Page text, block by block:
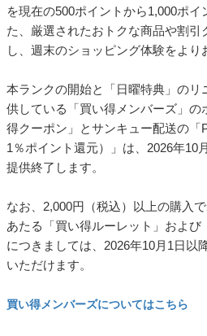
を現在の500ポイントから1,000ポイ
た、厳選されたおトクな商品や割
し、週末のショッピング体験をより
本ランクの開始と「日曜特典」のリ
供している「買い得メンバーズ」の
得クーポン」とサンキュー配送の「
1％ポイント還元）」は、2026年10
提供終了します。
なお、2,000円（税込）以上の購入
あたる「買い得ルーレット」および
につきましては、2026年10月1日以
いただけます。
買い得メンバーズについてはこちら